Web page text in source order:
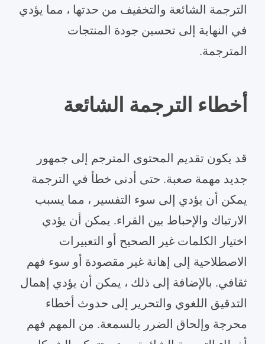
الترجمة الشائعة والتخفيف من حدتها ، مما يؤدي
في النهاية إلى تحسين جودة المنتجات
المترجمة.
أخطاء الترجمة الشائعة
قد يكون تقديم المحتوى المترجم إلى جمهور
جديد مهمة صعبة. حتى أدنى خطأ في الترجمة
يمكن أن يؤدي إلى سوء التفسير ، مما يسبب
الارتباك والإحباط بين القراء. يمكن أن يؤدي
اختيار الكلمات غير الصحيح أو التعبيرات
الاصطلاحية إلى إهانة غير مقصودة أو سوء فهم
ثقافي. بالإضافة إلى ذلك ، يمكن أن يؤدي إهمال
التدقيق اللغوي والتحرير إلى حدوث أخطاء
محرجة وإلحاق الضرر بالسمعة. من المهم فهم